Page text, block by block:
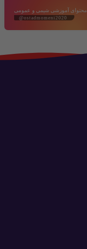
محتوای آموزشی شیمی و عمومی
@ostadmomeni2020